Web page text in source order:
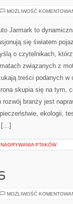
MOŻLIWOŚĆ
Jarmark to
się światem
o czytelnikach,
związanych z
treści podanych
skupia się na tym,
branży jest
ekologii,
[…]
PTAKÓW
MOŻLIWOŚĆ